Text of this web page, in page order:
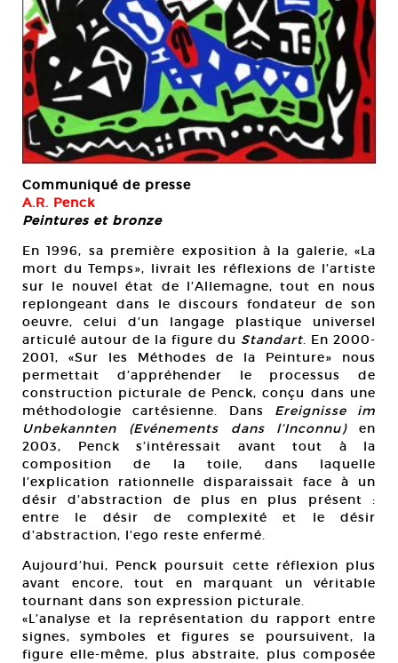
Communiqué de presse
A.R. Penck
Peintures et bronze
En 1996, sa première exposition à la galerie, «La
mort du Temps», livrait les réflexions de l’artiste
sur le nouvel état de l’Allemagne, tout en nous
replongeant dans le discours fondateur de son
oeuvre, celui d’un langage plastique universel
articulé autour de la figure du Standart. En 2000-
2001, «Sur les Méthodes de la Peinture» nous
permettait d’appréhender le processus de
construction picturale de Penck, conçu dans une
méthodologie cartésienne. Dans Ereignisse im
Unbekannten (Evénements dans l’Inconnu)en
2003, Penck s’intéressait avant tout à la
composition de la toile, dans laquelle
l’explication rationnelle disparaissait face à un
désir d’abstraction de plus en plus présent :
entre le désir de complexité et le désir
d’abstraction, l’ego reste enfermé.
Aujourd’hui, Penck poursuit cette réflexion plus
avant encore, tout en marquant un véritable
tournant dans son expression picturale.
«L’analyse et la représentation du rapport entre
signes, symboles et figures se poursuivent, la
figure elle-même, plus abstraite, plus composée